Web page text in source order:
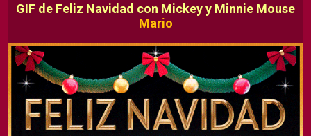
GIF de Feliz Navidad con Mickey y Minnie Mouse
Mario